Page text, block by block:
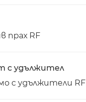
прах RF
с удължител
с удължители RF